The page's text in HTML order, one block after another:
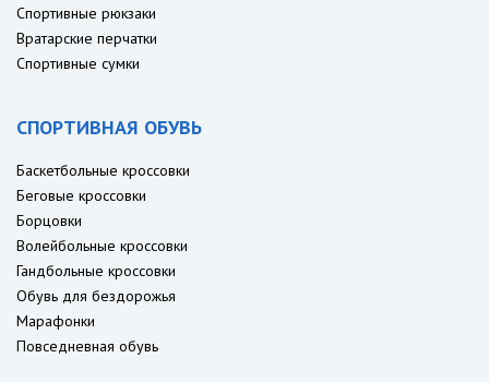
Спортивные рюкзаки
Вратарские перчатки
Спортивные сумки
СПОРТИВНАЯ ОБУВЬ
Баскетбольные кроссовки
Беговые кроссовки
Борцовки
Волейбольные кроссовки
Гандбольные кроссовки
Обувь для бездорожья
Марафонки
Повседневная обувь